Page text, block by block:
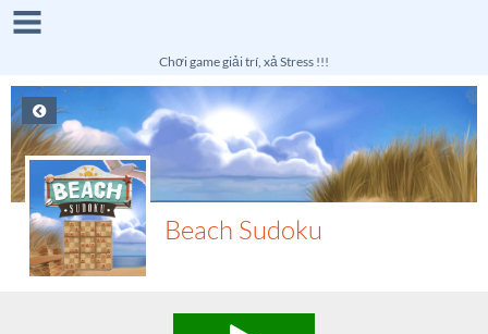
Chơi game giải trí, xả Stress !!!
Beach Sudoku